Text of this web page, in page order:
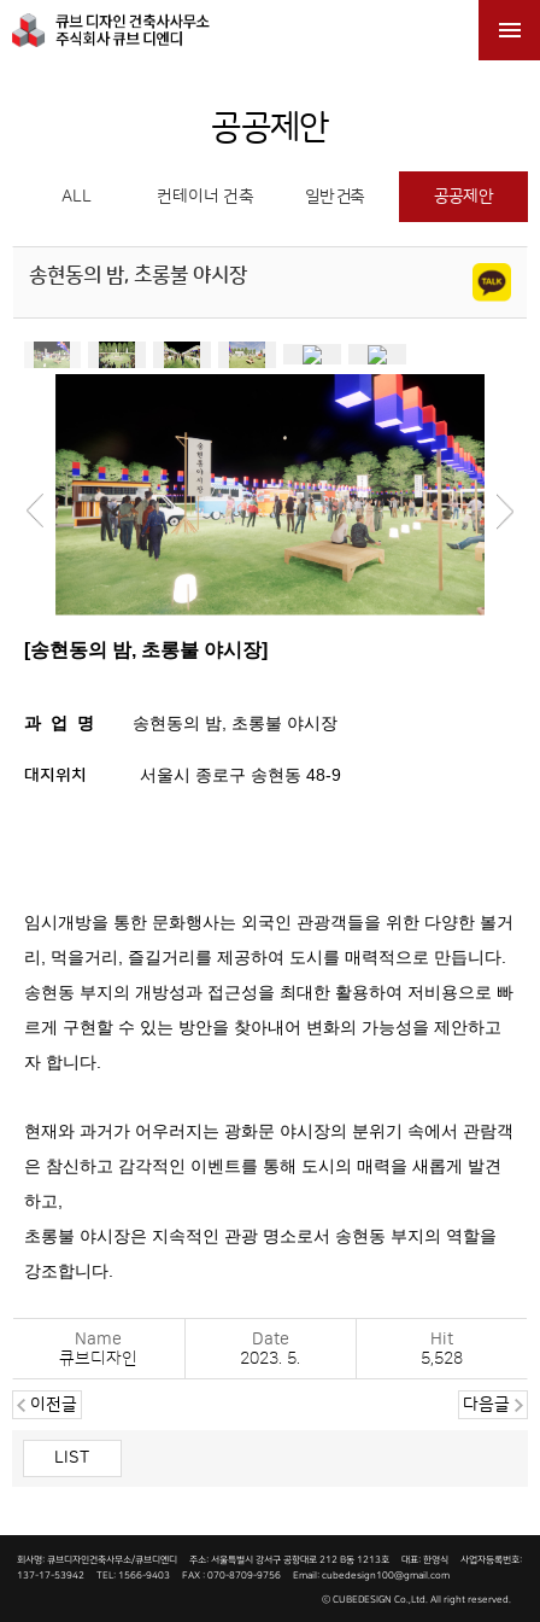

공공제안
ALL 컨테이너 건축 일반 건축 공공제안
송현동의 밤, 초롱불 야시장
[송현동의 밤, 초롱불 야시장]
과 업 명 송현동의 밤, 초롱불 야시장
대지위치 서울시 종로구 송현동 48-9
임시개방을 통한 문화행사는 외국인 관광객들을 위한 다양한 볼거
리
먹을거리 즐길거리를 제공하여 도시를 매력적으로 만듭니다.
송현동 부지의 개방성과 접근성을 최대한 활용하여 저비용으로 빠
르게 구현할 수 있는 방안을 찾아내어 변화의 가능성을 제안하고
자 합니다.
현재와 과거가 어우러지는 광화문 야시장의 분위기 속에서 관람객
은 참신하고 감각적인 이벤트를 통해 도시의 매력을 새롭게 발견
하고
초롱불 야시장은 지속적인 관광 명소로서 송현동 부지의 역할을
강조합니다.
Name
큐브디자인
Date
2023. 5.
Hit
5,528
이전글 다음글
LIST
회사명: 큐브디자인건축사무소/큐브디엔디 주소: 서울특별시 강서구 공항대로 212 B동 1213호 대표: 한영식 사업자등록번호:
137-17-53942 TEL: 1566-9403 FAX : 070-8709-9756 Email: cubedesign100@gmail.com
ⓒ CUBEDESIGN Co.,Ltd. All right reserved.